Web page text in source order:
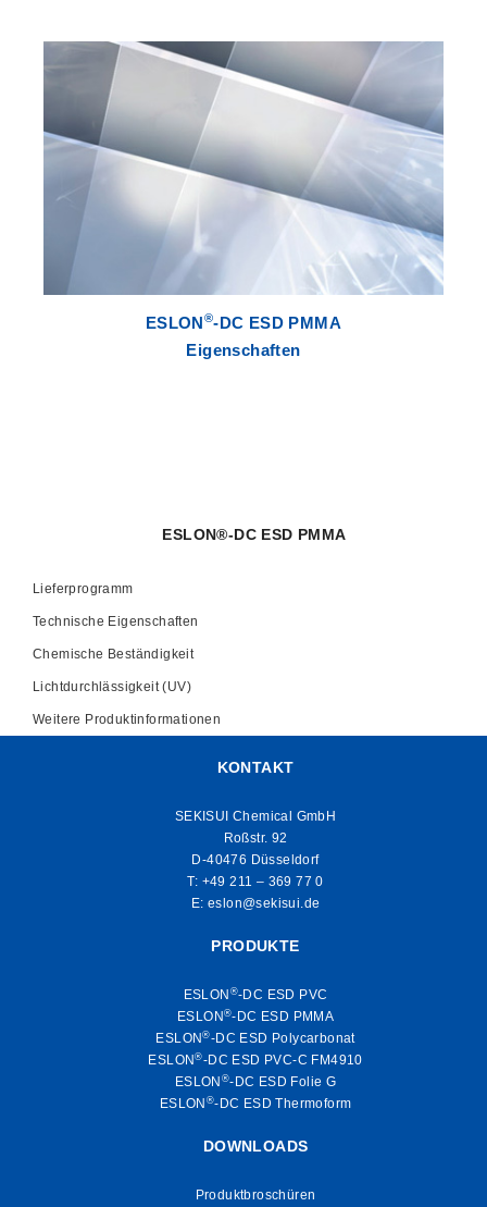
ESLON®-DC ESD PMMA
Eigenschaften
ESLON®-DC ESD PMMA
Lieferprogramm
Technische Eigenschaften
Chemische Beständigkeit
Lichtdurchlässigkeit (UV)
Weitere Produktinformationen
KONTAKT
SEKISUI Chemical GmbH
Roßstr. 92
D-40476 Düsseldorf
T: +49 211 – 369 77 0
E: eslon@sekisui.de
PRODUKTE
ESLON ®-DC ESD PVC
ESLON ®-DC ESD PMMA
ESLON®-DC ESD Polycarbonat
ESLON®-DC ESD PVC-C FM4910
ESLON ®-DC ESD Folie G
ESLON ®-DC ESD Thermoform
DOWNLOADS
Produktbroschüren